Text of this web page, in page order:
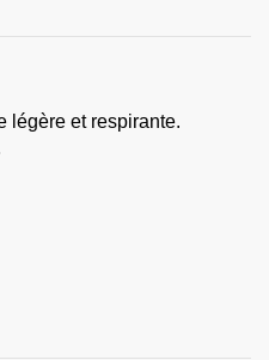
légère et respirante.